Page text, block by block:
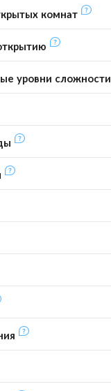
комнат
уровни сложности